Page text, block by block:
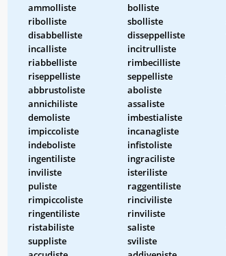
ammolliste bolliste
ribolliste
sbolliste
disabbelliste
disseppelliste
incalliste
incitrulliste
riabbelliste
rimbecilliste
riseppelliste
seppelliste
abbrustoliste
aboliste
annichiliste
assaliste
demoliste
imbestialiste
impiccoliste
incanagliste
indeboliste
infistoliste
ingentiliste
ingraciliste
inviliste
isteriliste
puliste
raggentiliste
rimpiccoliste
rinciviliste
ringentiliste
rinviliste
ristabiliste
saliste
suppliste
sviliste